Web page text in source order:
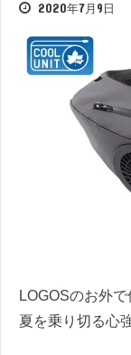
2020年7月9日
LOGOSのお外
夏を乗り切る心